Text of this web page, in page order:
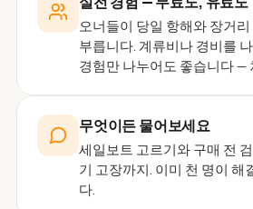
오너들이 당일 항해와 장거
부릅니다. 계류비나 경비를
경험만 나누어도 좋습니다 —
무엇이든 물어보세요
세일보트 고르기와 구매 전
기 고장까지. 이미 천 명이 해
다.